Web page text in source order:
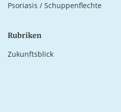
Psoriasis / Schuppenflechte
Rubriken
Zukunftsblick